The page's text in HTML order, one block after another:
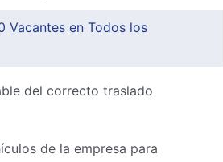
Vacantes en Todos los
del correcto traslado
de la empresa para